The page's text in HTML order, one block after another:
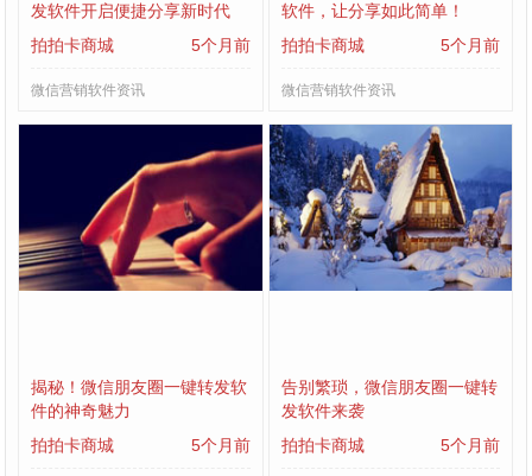
发软件开启便捷分享新时代
拍拍卡商城
5个月前
微信营销软件资讯
软件，让分享如此简单！
拍拍卡商城
5个月前
微信营销软件资讯
揭秘！微信朋友圈一键转发软
件的神奇魅力
拍拍卡商城
5个月前
告别繁琐，微信朋友圈一键转
发软件来袭
拍拍卡商城
5个月前